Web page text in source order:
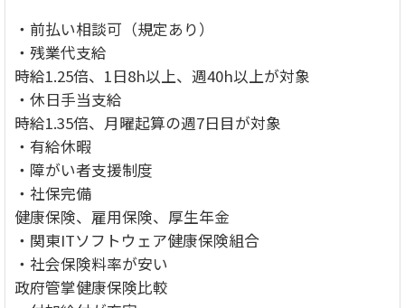
・前払い相談可（規定あり）
・残業代支給
時給1.25倍、1日8h以上、週40h以上が対象
・休日手当支給
時給1.35倍、月曜起算の週7日目が対象
・有給休暇
・障がい者支援制度
・社保完備
健康保険、雇用保険、厚生年金
・関東ITソフトウェア健康保険組合
・社会保険料率が安い
政府管掌健康保険比較